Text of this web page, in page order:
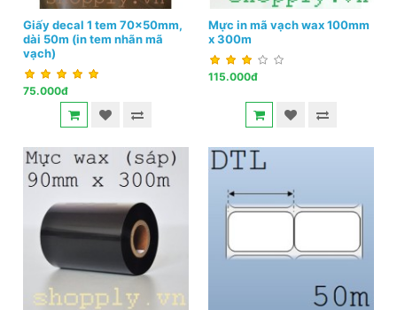
Giấy decal 1 tem 70x50mm,
dài 50m (in tem nhãn mã
vạch)
75.000đ
Mực in mã vạch wax 100mm
x 300m
115.000đ